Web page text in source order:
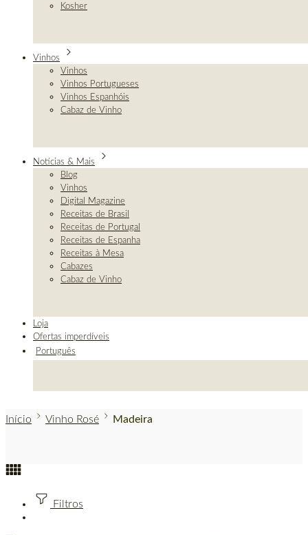
Kosher
Vinhos
Vinhos
Vinhos Portugueses
Vinhos Espanhóis
Cabaz de Vinho
Notícias & Mais
Blog
Vinhos
Digital Magazine
Receitas de Brasil
Receitas de Portugal
Receitas de Espanha
Receitas à Mesa
Cabazes
Cabaz de Vinho
Loja
Ofertas imperdíveis
Português
Início Vinho Rosé Madeira
Filtros